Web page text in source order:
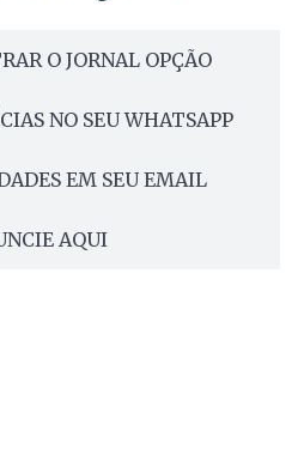
O JORNAL OPÇÃO
NO SEU WHATSAPP
EM SEU EMAIL
AQUI